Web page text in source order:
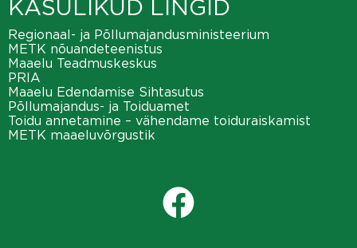
KASULIKUD LINGID
Regionaal- ja Põllumajandusministeerium
METK nõuandeteenistus
Maaelu Teadmuskeskus
PRIA
Maaelu Edendamise Sihtasutus
Põllumajandus- ja Toiduamet
Toidu annetamine – vähendame toiduraiskamist
METK maaeluvõrgustik